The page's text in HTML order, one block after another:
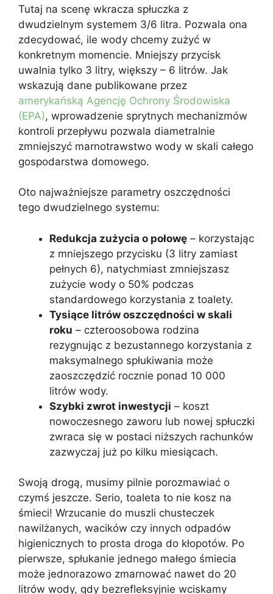
Tutaj na scenę wkracza spłuczka z
dwudzielnym systemem 3/6 litra. Pozwala ona
zdecydować, ile wody chcemy zużyć w
konkretnym momencie. Mniejszy przycisk
uwalnia tylko 3 litry, większy – 6 litrów. Jak
wskazują dane publikowane przez
amerykańską Agencję Ochrony Środowiska
(EPA), wprowadzenie sprytnych mechanizmów
kontroli przepływu pozwala diametralnie
zmniejszyć marnotrawstwo wody w skali całego
gospodarstwa domowego.
Oto najważniejsze parametry oszczędności
tego dwudzielnego systemu:
Redukcja zużycia o połowę – korzystając
z mniejszego przycisku (3 litry zamiast
pełnych 6), natychmiast zmniejszasz
zużycie wody o 50% podczas
standardowego korzystania z toalety.
Tysiące litrów oszczędności w skali
roku – czteroosobowa rodzina
rezygnując z bezustannego korzystania z
maksymalnego spłukiwania może
zaoszczędzić rocznie ponad 10 000
litrów wody.
Szybki zwrot inwestycji – koszt
nowoczesnego zaworu lub nowej spłuczki
zwraca się w postaci niższych rachunków
zazwyczaj już po kilku miesiącach.
Swoją drogą, musimy pilnie porozmawiać o
czymś jeszcze. Serio, toaleta to nie kosz na
śmieci! Wrzucanie do muszli chusteczek
nawilżanych, wacików czy innych odpadów
higienicznych to prosta droga do kłopotów. Po
pierwsze, spłukanie jednego małego śmiecia
może jednorazowo zmarnować nawet do 20
litrów wody, gdy bezrefleksyjnie wciskamy